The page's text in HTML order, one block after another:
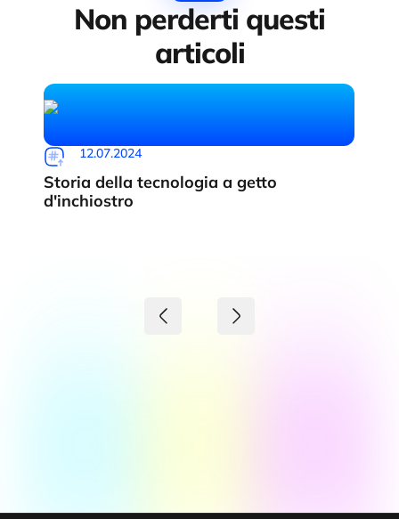
Non perderti questi
articoli
12.07.2024
Storia della tecnologia a getto
d'inchiostro